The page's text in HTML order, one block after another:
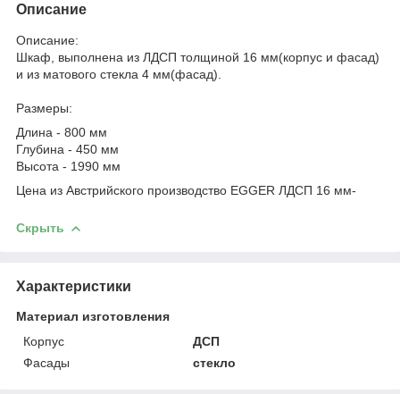
Описание
Описание:
Шкаф, выполнена из ЛДСП толщиной 16 мм(корпус и фасад)
и из матового стекла 4 мм(фасад).
Размеры:
Длина - 800 мм
Глубина - 450 мм
Высота - 1990 мм
Цена из Австрийского производство EGGER ЛДСП 16 мм-
Скрыть
Характеристики
Материал изготовления
Корпус
ДСП
Фасады
стекло